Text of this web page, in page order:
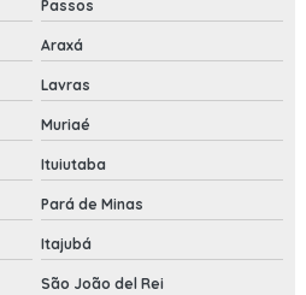
Passos
Araxá
Lavras
Muriaé
Ituiutaba
Pará de Minas
Itajubá
São João del Rei